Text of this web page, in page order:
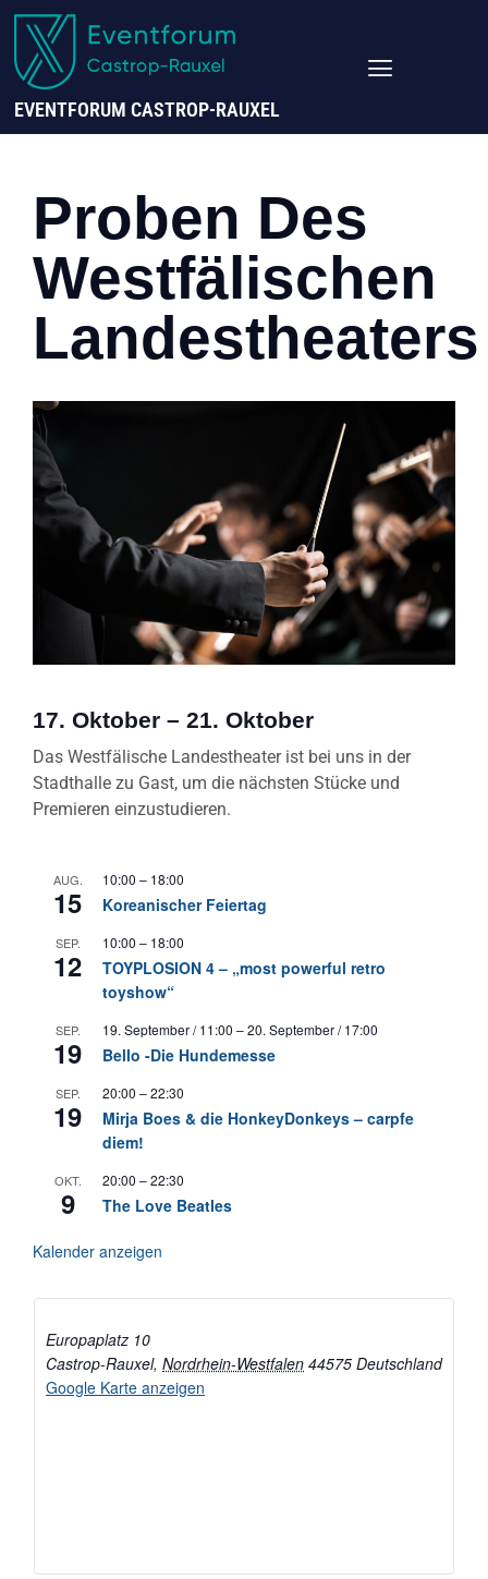
EVENTFORUM CASTROP-RAUXEL
Proben Des
Westfälischen
Landestheaters
17. Oktober – 21. Oktober
Das Westfälische Landestheater ist bei uns in der
Stadthalle zu Gast, um die nächsten Stücke und
Premieren einzustudieren.
AUG.
15
10:00 – 18:00
Koreanischer Feiertag
SEP.
12
10:00 – 18:00
TOYPLOSION 4 – „most powerful retro
toyshow“
SEP.
19
19. September / 11:00 –20. September / 17:00
Bello -Die Hundemesse
SEP.
19
20:00 –22:30
Mirja Boes & die HonkeyDonkeys – carpfe
diem!
OKT.
9
20:00 –22:30
The Love Beatles
Kalender anzeigen
Europaplatz 10
Castrop-Rauxel, Nordrhein-Westfalen 44575 Deutschland
Google Karte anzeigen